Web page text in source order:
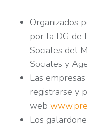
Organizados
por la DG de
Sociales del
Sociales y
Las
registrarse y
web
Los